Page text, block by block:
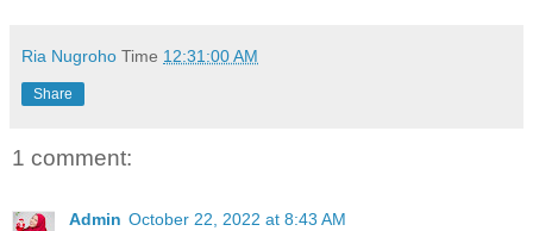
Ria Nugroho Time 12:31:00 AM
Share
1 comment:
Admin October 22, 2022 at 8:43 AM